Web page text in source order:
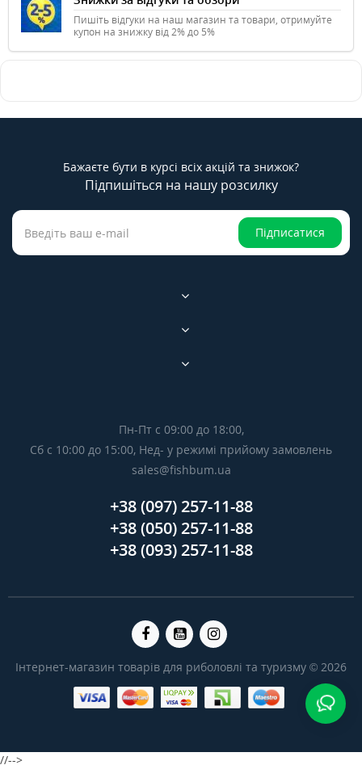
Пишіть відгуки на наш магазин та товари, отримуйте
купон на знижку від 2% до 5%
Бажаєте бути в курсі всіх акцій та знижок?
Підпишіться на нашу розсилку
Підписатися
Пн-Пт с 09:00 до 18:00,
Сб с 10:00 до 15:00, Нед- у режимі прийому замовлень
sales@fishbum.ua
+38 (097) 257-11-88
+38 (050) 257-11-88
+38 (093) 257-11-88
Інтернет-магазин товарів для риболовлі та туризму © 2026
//-->